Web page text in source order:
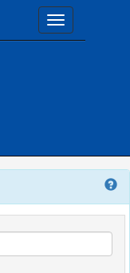
Toggle